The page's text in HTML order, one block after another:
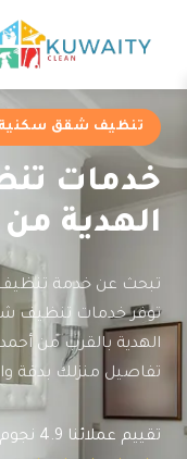
تنظيف شقق سكنية
خدمات
الهدية
تبحث عن خدمة تنظيف
توفر خدمات تنظيف
الهدية بالقرب من
تفاصيل منزلك بدقة
تقييم عملائنا 4.9 نجوم مع Google